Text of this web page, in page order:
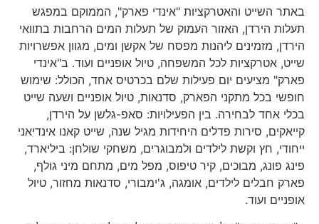
באתר השייט והאטרקציות "אינדי פארק", הממוקם במפגש
תעלות הירדן, האזור העמוק של תעלות המים הרחבות בתוואי
הירדן, מזמינים ליהנות מפסח של אקשן ומים, מגוון אפשרויות
שייט, אטרקציות לכל המשפחה, טיול אופניים ועוד. ב"אינדי
פארק" מציעים יום פעילות שלם בכרטיס אחד, הכולל: שימוש
חופשי בכל מתקני הפארק, סדנאות, טיול אופניים ושעה שייט
בכלי אחד לבחירה. בין הפעילויות: סאפ-גלשן על הירדן,
קייאקים, סירות פדלים היחידות מגיל שנה, שייט קאנו אינדיאני
ייחודי, חץ וקשת לילדים ולמבוגרים, משחקי שולחן: ביליארד,
פינג פונג, מבוכים, קיר טיפוס, מפל מים, מתחם מיני גולף,
פארק חבלים לילדים, אומגה, ג'ימבורי, סדנאות מחזור, טיול
אופניים ועוד.